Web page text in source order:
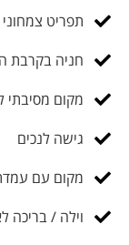
תפריט צמחוני
חניה בקרבת
מקום
גישה לנכים
מקום עם
וילה / בריכה